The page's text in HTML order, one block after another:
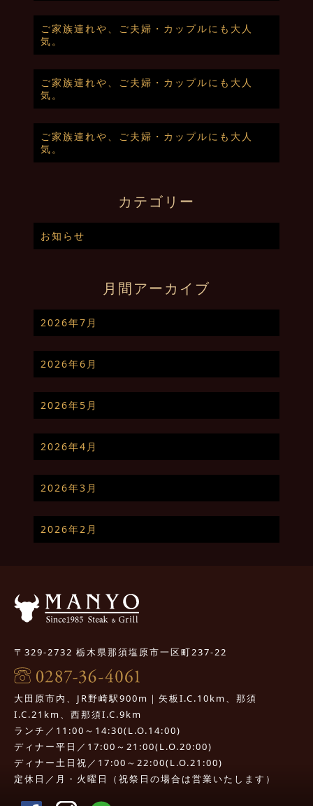
ご家族連れや、ご夫婦・カップルにも大人
気。
ご家族連れや、ご夫婦・カップルにも大人
気。
ご家族連れや、ご夫婦・カップルにも大人
気。
カテゴリー
お知らせ
月間アーカイブ
2026年7月
2026年6月
2026年5月
2026年4月
2026年3月
2026年2月
〒329-2732 栃木県那須塩原市一区町237-22
大田原市内、JR野崎駅900m｜矢板I.C.10km、那須
I.C.21km、西那須I.C.9km
ランチ／11:00～14:30(L.O.14:00)
ディナー平日／17:00～21:00(L.O.20:00)
ディナー土日祝／17:00～22:00(L.O.21:00)
定休日／月・火曜日（祝祭日の場合は営業いたします）